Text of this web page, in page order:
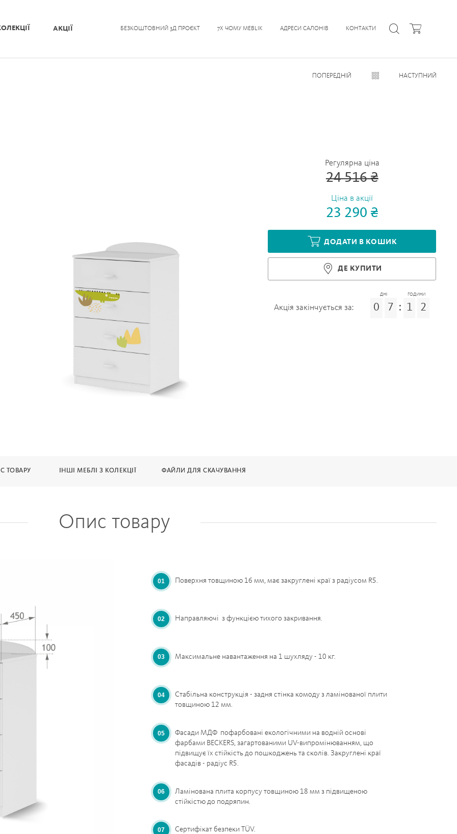
АКЦІЇ БЕЗКОШТОВНИЙ 3Д ПРОЄКТ 7Х ЧОМУ MEBLIK АДРЕСИ САЛОНІВ КОНТАКТИ
ПОПЕРЕДНІЙ НАСТУПНИЙ
Регулярна ціна
24 516 ₴
Ціна в акції
23 290 ₴
ДОДАТИ В КОШИК
ДЕ КУПИТИ
Акція закінчується за:
ДНІ
0 7 :
ГОДИНИ
1 2
ТОВАРУ ІНШІ МЕБЛІ З КОЛЕКЦІЇ ФАЙЛИ ДЛЯ СКАЧУВАННЯ
Опис товару
Поверхня товщиною 16 мм, має закруглені краї з радіусом R5.
Направляючі з функцією тихого закривання.
Максимальне навантаження на 1 шухляду - 10 кг.
Стабільна конструкція - задня стінка комоду з ламінованої плити
товщиною 12 мм.
Фасади МДФ пофарбовані екологічними на водній основі
фарбами BECKERS, загартованими UV-випромінюванням, що
підвищує їх стійкість до пошкоджень та сколів. Закруглені краї
фасадів - радіус R5.
Ламінована плита корпусу товщиною 18 мм з підвищеною
стійкістю до подряпин.
Сертифікат безпеки TÜV.